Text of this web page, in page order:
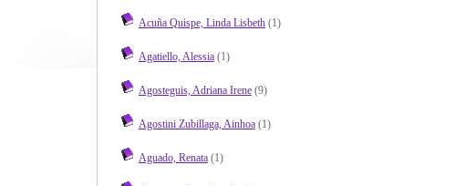
Acuña Quispe, Linda Lisbeth(1)
Agatiello, Alessia(1)
Agosteguis, Adriana Irene(9)
Agostini Zubillaga, Ainhoa(1)
Aguado, Renata(1)